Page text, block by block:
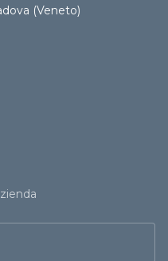
(Veneto)